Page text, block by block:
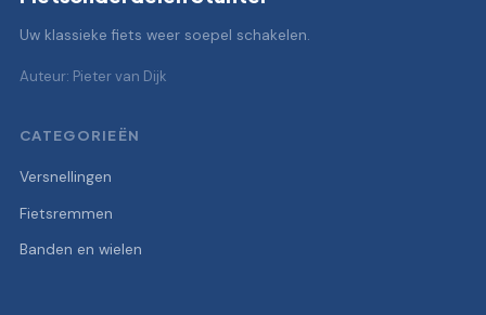
Uw klassieke fiets weer soepel schakelen.
Auteur: Pieter van Dijk
CATEGORIEËN
Versnellingen
Fietsremmen
Banden en wielen